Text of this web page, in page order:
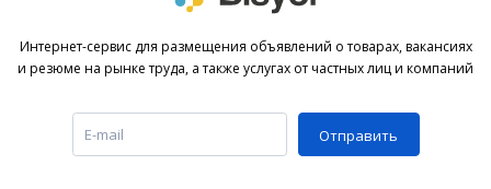
Интернет-сервис для размещения объявлений о товарах, вакансиях
и резюме на рынке труда, а также услугах от частных лиц и компаний
Отправить